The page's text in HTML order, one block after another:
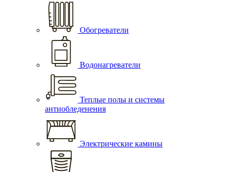
Обогреватели
Водонагреватели
Теплые полы и системы
антиобледенения
Электрические камины